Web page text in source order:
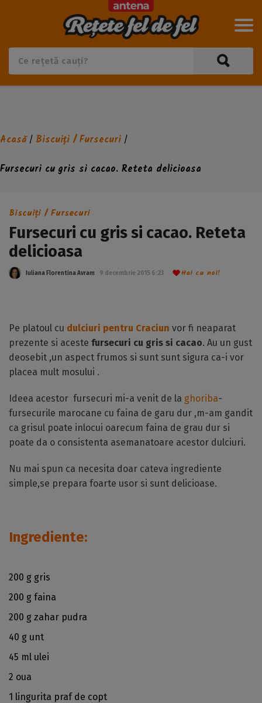
Acasă/ Biscuiți / Fursecuri /
Fursecuri cu gris si cacao. Reteta delicioasa
Biscuiți / Fursecuri
Fursecuri cu gris si cacao. Reteta
delicioasa
Iuliana Florentina Avram 9 decembrie 2015 6:23 Hai cu noi!
Pe platoul cu dulciuri pentru Craciun vor fi neaparat
prezente si aceste fursecuri cu gris si cacao. Au un gust
deosebit ,un aspect frumos si sunt sunt sigura ca-i vor
placea mult mosului .
Ideea acestor fursecuri mi-a venit de la ghoriba-
fursecurile marocane cu faina de garu dur ,m-am gandit
ca grisul poate inlocui oarecum faina de grau dur si
poate da o consistenta asemanatoare acestor dulciuri.
Nu mai spun ca necesita doar cateva ingrediente
simple,se prepara foarte usor si sunt delicioase.
Ingrediente:
200 g gris
200 g faina
200 g zahar pudra
40 g unt
45 ml ulei
2 oua
1 lingurita praf de copt